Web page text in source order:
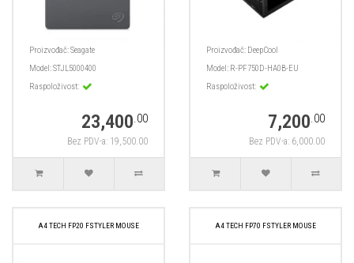
Proizvođač:Seagate
Model:STJL5000400
Raspoloživost:
23,400.00
Bez PDV-a: 19,500.00
Proizvođač: DeepCool
Model: R-PF750D-HA0B-EU
Raspoloživost:
7,200.00
Bez PDV-a: 6,000.00
A4 TECH FP20 FSTYLER MOUSE A4 TECH FP70 FSTYLER MOUSE